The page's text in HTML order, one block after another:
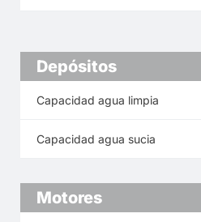
Depósitos
Capacidad agua limpia
Capacidad agua sucia
Motores